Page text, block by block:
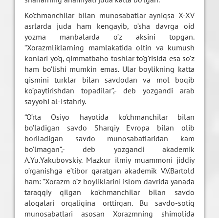
Ko’chmanchilar bilan munosabatlar ayniqsa X-XV
asrlarda juda ham kengayib, o’sha davrga oid
yozma manbalarda o’z aksini topgan.
“Xorazmliklarning mamlakatida oltin va kumush
konlari yo’q, qimmatbaho toshlar to’g’risida esa so’z
ham bo’lishi mumkin emas. Ular boylikning katta
qismini turklar bilan savdodan va mol boqib
ko’paytirishdan topadilar”,- deb yozgandi arab
sayyohi al-Istahriy.
“O’rta Osiyo hayotida ko’chmanchilar bilan
bo’ladigan savdo Sharqiy Evropa bilan olib
boriladigan savdo munosabatlaridan kam
bo’lmagan”,- deb yozgandi akademik
A.Yu.Yakubovskiy. Mazkur ilmiy muammoni jiddiy
o’rganishga e’tibor qaratgan akademik V.V.Bartold
ham: “Xorazm o’z boyliklarini islom davrida yanada
taraqqiy qilgan ko’chmanchilar bilan savdo
aloqalari orqaligina orttirgan. Bu savdo-sotiq
munosabatlari asosan Xorazmning shimolida